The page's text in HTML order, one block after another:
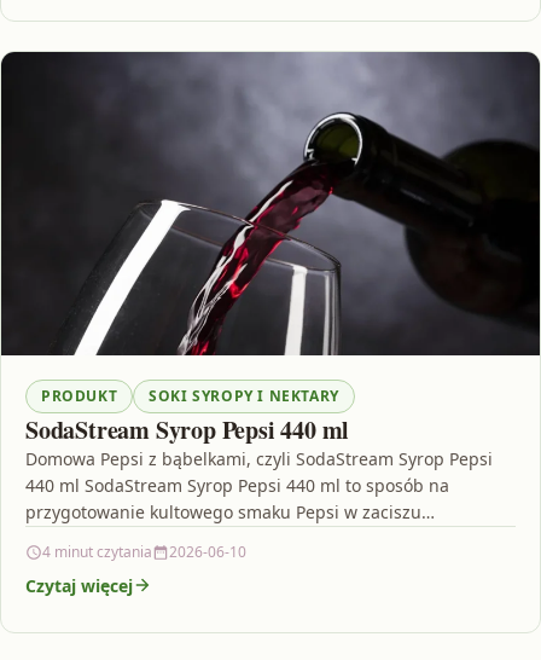
PRODUKT SOKI SYROPY I NEKTARY
SodaStream Syrop Pepsi 440 ml
Domowa Pepsi z bąbelkami, czyli SodaStream Syrop Pepsi
440 ml SodaStream Syrop Pepsi 440 ml to sposób na
przygotowanie kultowego smaku Pepsi w zaciszu…
4 minut czytania 2026-06-10
Czytaj więcej